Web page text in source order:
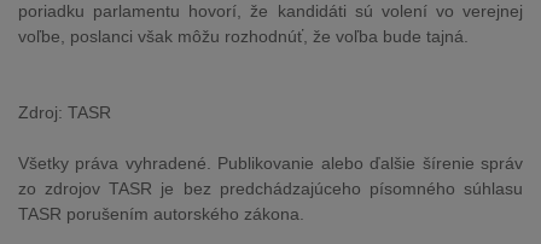
poriadku parlamentu hovorí, že kandidáti sú volení vo verejnej
voľbe, poslanci však môžu rozhodnúť, že voľba bude tajná.
Zdroj: TASR
Všetky práva vyhradené. Publikovanie alebo ďalšie šírenie správ
zo zdrojov TASR je bez predchádzajúceho písomného súhlasu
TASR porušením autorského zákona.